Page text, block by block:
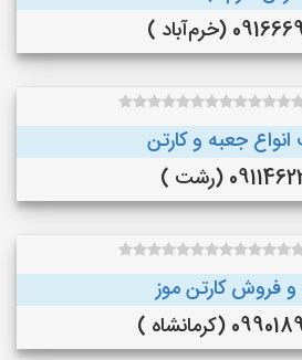
(خرم‌آباد )
جعبه و کارتن
(رشت )
فروش کارتن موز
(کرمانشاه )